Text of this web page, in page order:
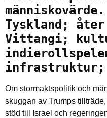
Tyskland;
Vittangi;
infrastruktur;
Om stormaktspolitik och
skuggan av Trumps
stöd till Israel och